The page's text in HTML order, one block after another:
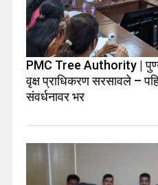
PMC Tree Authority |
वृक्ष प्राधिकरण सरसावले –
संवर्धनावर भर